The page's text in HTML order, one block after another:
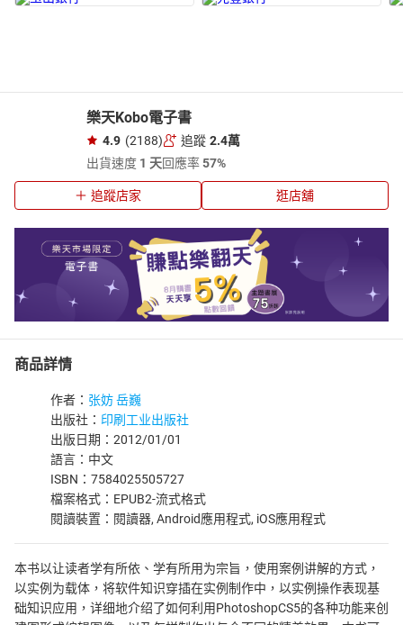
樂天Kobo電子書
4.9 (2188) 追蹤 2.4萬
出貨速度 1 天回應率57%
追蹤店家 逛店舖
商品詳情
作者： 张妨 岳巍
出版社： 印刷工业出版社
出版日期：2012/01/01
語言：中文
ISBN：7584025505727
檔案格式：EPUB2-流式格式
閱讀裝置：閱讀器, Android應用程式, iOS應用程式
本书以让读者学有所依、学有所用为宗旨，使用案例讲解的方式，
以实例为载体，将软件知识穿插在实例制作中，以实例操作表现基
础知识应用，详细地介绍了如何利用PhotoshopCS5的各种功能来创